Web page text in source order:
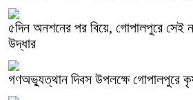
৫দিন অনশনের পর বিয়ে, গোপালপুরে সেই
উদ্ধার
গণঅভ্যুত্থান দিবস উপলক্ষে গোপালপুরে